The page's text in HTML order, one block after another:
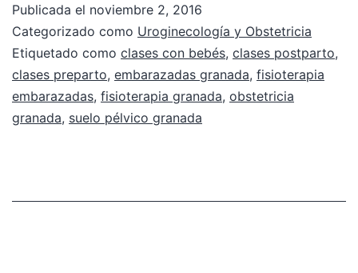
Publicada el noviembre 2, 2016
Categorizado como Uroginecología y Obstetricia
Etiquetado como clases con bebés, clases postparto,
clases preparto, embarazadas granada, fisioterapia
embarazadas, fisioterapia granada, obstetricia
granada, suelo pélvico granada